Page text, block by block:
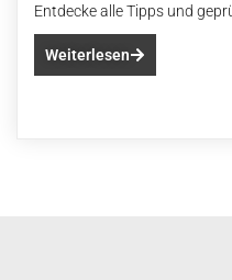
Entdecke alle Tipps und
Weiterlesen